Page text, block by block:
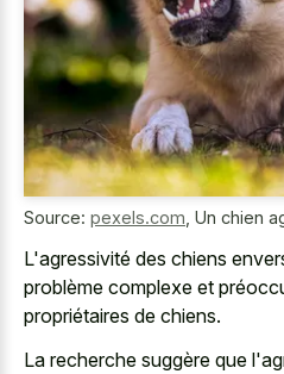
Source: pexels.com Un chien
L'agressivité des chiens
problème complexe et
propriétaires de chiens.
La recherche suggère que